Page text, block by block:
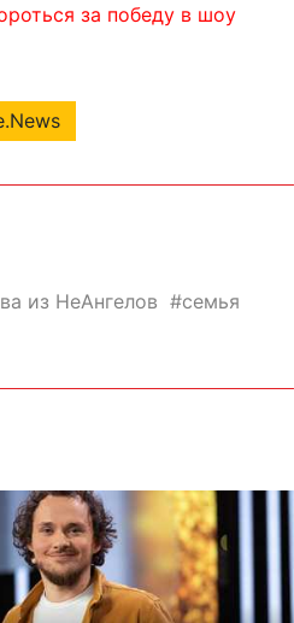
за победу в шоу
из НеАнгелов
семья